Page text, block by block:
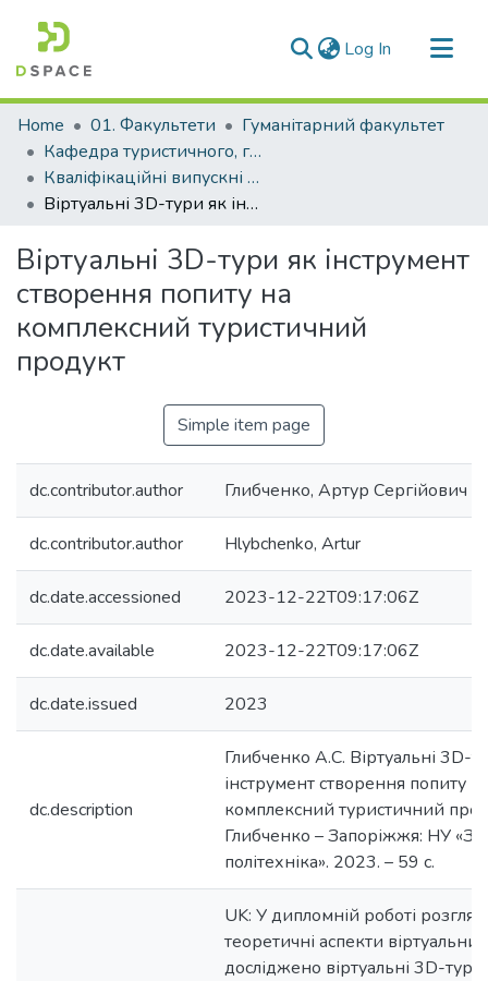
Log In (current)
Communities & Collections
All of DSpace
Statistics
Home 01. Факультети
Гуманітарний факультет
Кафедра туристичного, готельного та ресторанного бізнесу (Кафедра ТГ та РБ)
Кваліфікаційні випускні роботи здобувачів вищої освіти кафедри ТГ та РБ
Віртуальні 3D-тури як інструмент створення попиту на комплексний туристичний продукт
Віртуальні 3D-тури як інструмент
створення попиту на
комплексний туристичний
продукт
Simple item page
dc.contributor.author Глибченко, Артур Сергійович
dc.contributor.author Hlybchenko, Artur
dc.date.accessioned 2023-12-22T09:17:06Z
dc.date.available 2023-12-22T09:17:06Z
dc.date.issued 2023
dc.description
Глибченко А.С. Віртуальні 3D-
інструмент створення попиту
комплексний туристичний
Глибченко – Запоріжжя: НУ
політехніка». 2023. – 59 c.
UK: У дипломній роботі
теоретичні аспекти
досліджено віртуальні 3D-тури